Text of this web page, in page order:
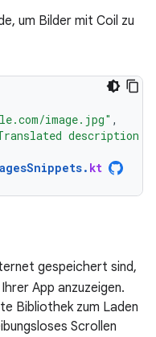
um Bilder mit Coil zu
image.jpg" ,
description
. kt
gespeichert sind,
App anzuzeigen.
Bibliothek zum Laden
Scrollen